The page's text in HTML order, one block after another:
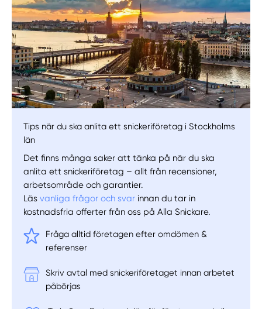
Manuellt Få hjälp
Välj tillvägagångssätt
Tips när du ska anlita ett snickeriföretag i Stockholms
län
Det finns många saker att tänka på när du ska
anlita ett snickeriföretag – allt från recensioner,
arbetsområde och garantier.
Läsvanliga frågor och svar innan du tar in
kostnadsfria offerter från oss på Alla Snickare.
Fråga alltid företagen efter omdömen &
referenser
Skriv avtal med snickeriföretaget innan arbetet
påbörjas